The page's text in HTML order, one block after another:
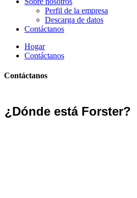
Perfil de la empresa
Descarga de datos
Contáctanos
Hogar
Contáctanos
Contáctanos
¿Dónde está Forster?